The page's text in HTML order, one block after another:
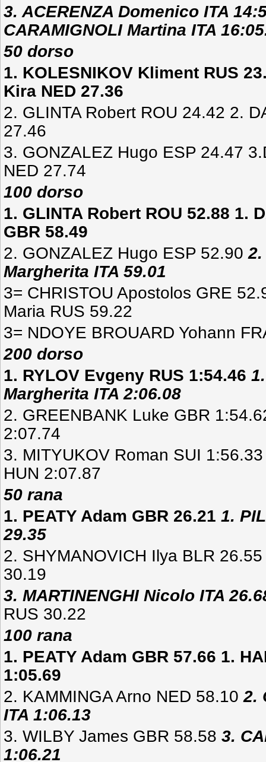
3. ACERENZA Domenico ITA
CARAMIGNOLI Martina ITA
50 dorso
1. KOLESNIKOV Kliment RUS
Kira NED 27.36
2. GLINTA Robert ROU 24.42 2.
27.46
3. GONZALEZ Hugo ESP 24.47
NED 27.74
100 dorso
1. GLINTA Robert ROU 52.88 1.
GBR 58.49
2. GONZALEZ Hugo ESP 52.90
Margherita ITA 59.01
3= CHRISTOU Apostolos GRE
Maria RUS 59.22
3= NDOYE BROUARD Yohann
200 dorso
1. RYLOV Evgeny RUS 1:54.46
Margherita ITA 2:06.08
2. GREENBANK Luke GBR
2:07.74
3. MITYUKOV Roman SUI
HUN 2:07.87
50 rana
1. PEATY Adam GBR 26.21 1.
29.35
2. SHYMANOVICH Ilya BLR
30.19
3. MARTINENGHI Nicolo ITA
RUS 30.22
100 rana
1. PEATY Adam GBR 57.66 1.
1:05.69
2. KAMMINGA Arno NED 58.102.
ITA 1:06.13
3. WILBY James GBR 58.58 3.
1:06.21